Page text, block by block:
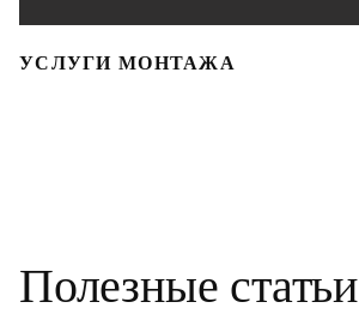
УСЛУГИ МОНТАЖА
Полезные статьи